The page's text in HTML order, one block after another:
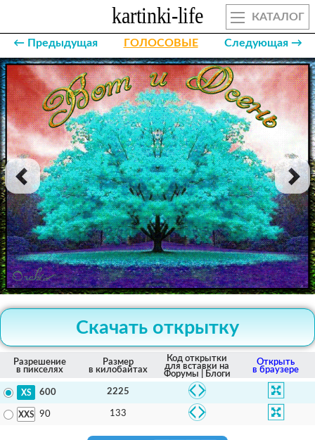
КАТАЛОГ
← Предыдущая ГОЛОСОВЫЕ Следующая →
Скачать открытку
Разрешение
в пикселях
Размер
в килобайтах
Код открытки
для вставки на
Форумы | Блоги
Открыть
в браузере
600 2225
90 133